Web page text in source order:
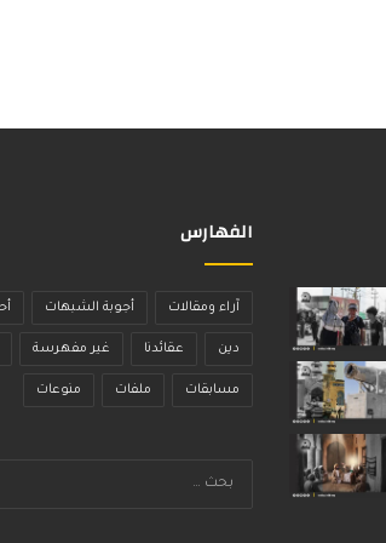
الفهارس
آراء ومقالات أجوبة الشبهات
دين عقائدنا غير مفهرسة
مسابقات ملفات منوعات